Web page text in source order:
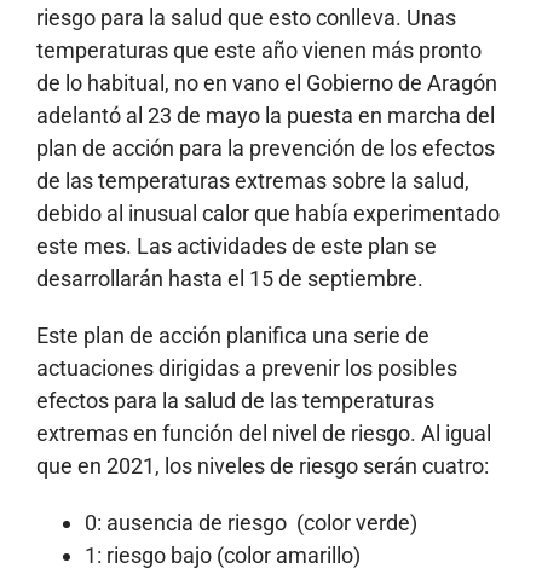
riesgo para la salud que esto conlleva. Unas
temperaturas que este año vienen más pronto
de lo habitual, no en vano el Gobierno de Aragón
adelantó al 23 de mayo la puesta en marcha del
plan de acción para la prevención de los efectos
de las temperaturas extremas sobre la salud,
debido al inusual calor que había experimentado
este mes. Las actividades de este plan se
desarrollarán hasta el 15 de septiembre.
Este plan de acción planifica una serie de
actuaciones dirigidas a prevenir los posibles
efectos para la salud de las temperaturas
extremas en función del nivel de riesgo. Al igual
que en 2021, los niveles de riesgo serán cuatro:
0: ausencia de riesgo (color verde)
1: riesgo bajo (color amarillo)